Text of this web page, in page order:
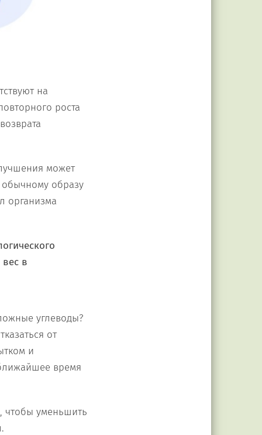
на
роста
может
обычному образу
организма
в
углеводы?
от
и
время
чтобы уменьшить